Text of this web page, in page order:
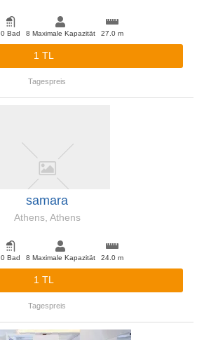
0 Bad 8 Maximale Kapazität 27.0 m
1 TL
Tagespreis
samara
Athens, Athens
0 Bad 8 Maximale Kapazität 24.0 m
1 TL
Tagespreis